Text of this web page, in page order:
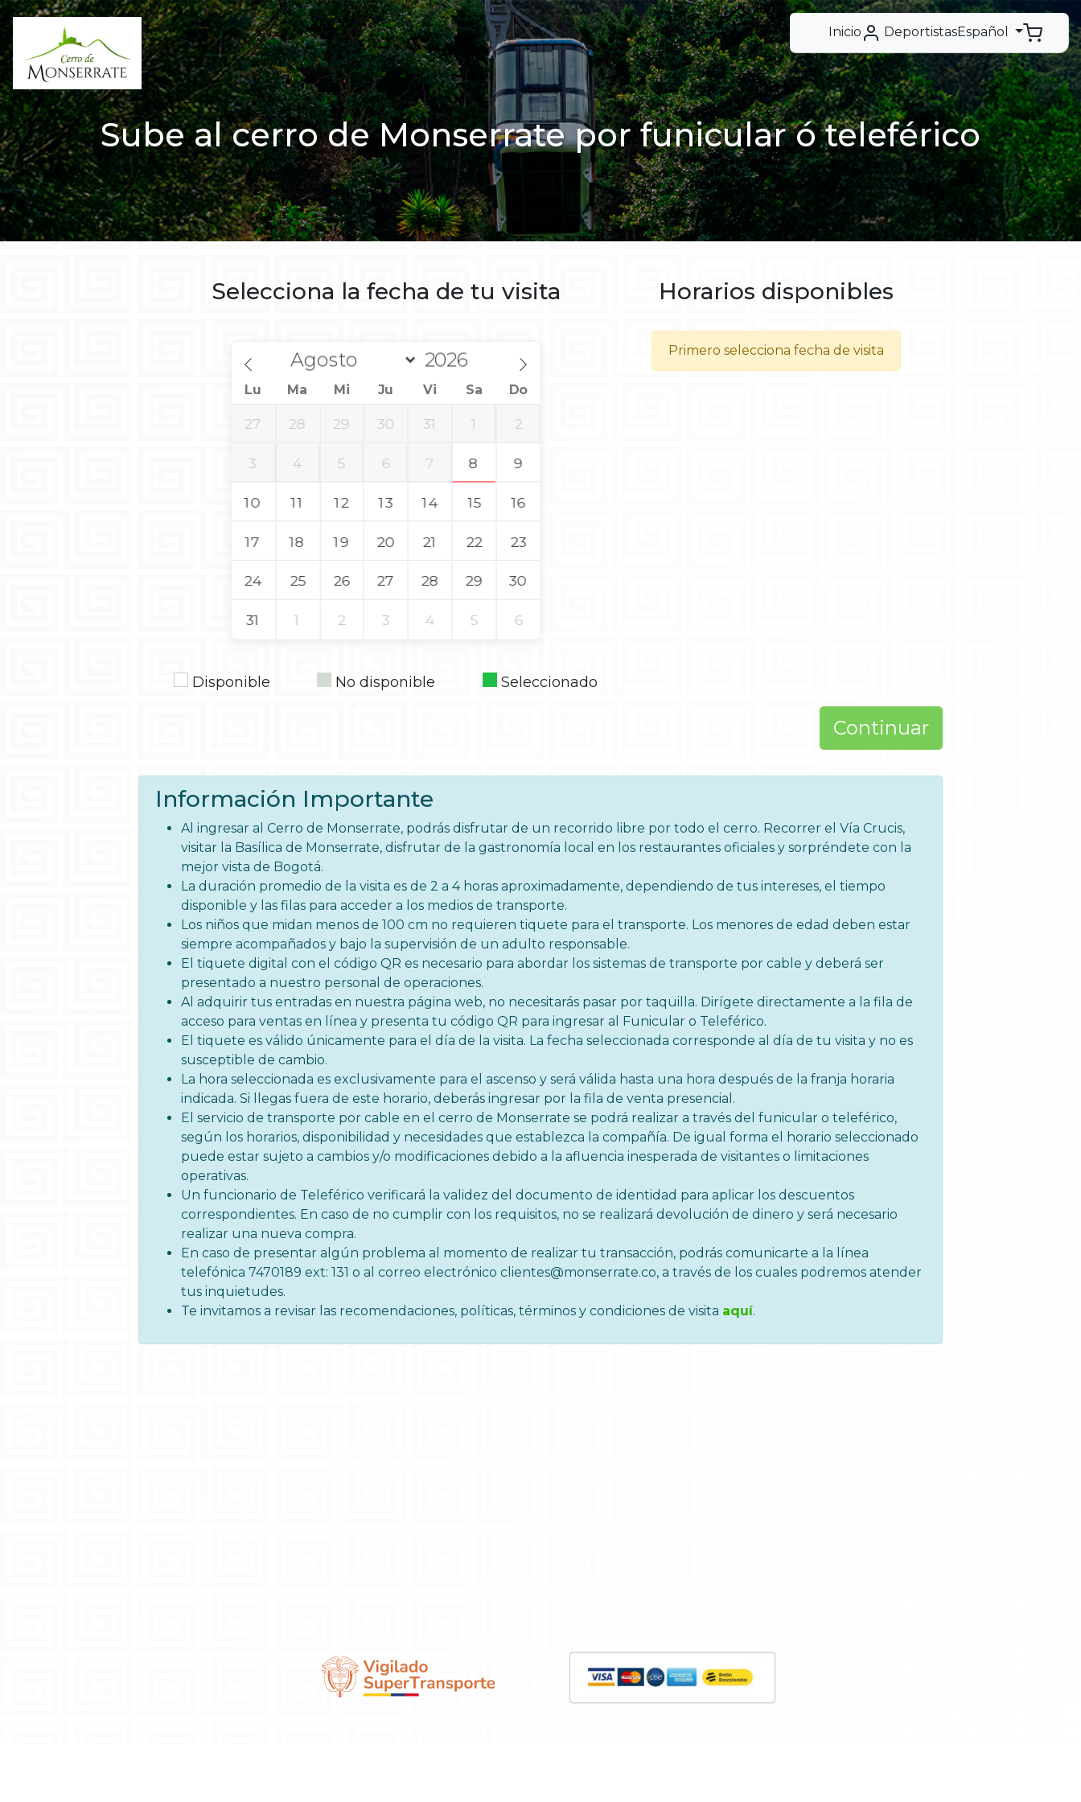
Inicio DeportistasEspañol
Sube al cerro de Monserrate por funicular ó teleférico
Selecciona la fecha de tu visita
Lu Ma Mi Ju Vi Sa Do
27 28 29 30 31 1 2
3 4 5 6 7 8 9
10 11 12 13 14 15 16
17 18 19 20 21 22 23
24 25 26 27 28 29 30
31 1 2 3 4 5 6
Disponible No disponible Seleccionado
Horarios disponibles
Primero selecciona fecha de visita
Continuar
Información Importante
Al ingresar al Cerro de Monserrate, podrás disfrutar de un recorrido libre por todo el cerro. Recorrer el Vía Crucis,
visitar la Basílica de Monserrate, disfrutar de la gastronomía local en los restaurantes oficiales y sorpréndete con la
mejor vista de Bogotá.
La duración promedio de la visita es de 2 a 4 horas aproximadamente, dependiendo de tus intereses, el tiempo
disponible y las filas para acceder a los medios de transporte.
Los niños que midan menos de 100 cm no requieren tiquete para el transporte. Los menores de edad deben estar
siempre acompañados y bajo la supervisión de un adulto responsable.
El tiquete digital con el código QR es necesario para abordar los sistemas de transporte por cable y deberá ser
presentado a nuestro personal de operaciones.
Al adquirir tus entradas en nuestra página web, no necesitarás pasar por taquilla. Dirígete directamente a la fila de
acceso para ventas en línea y presenta tu código QR para ingresar al Funicular o Teleférico.
El tiquete es válido únicamente para el día de la visita. La fecha seleccionada corresponde al día de tu visita y no es
susceptible de cambio.
La hora seleccionada es exclusivamente para el ascenso y será válida hasta una hora después de la franja horaria
indicada. Si llegas fuera de este horario, deberás ingresar por la fila de venta presencial.
El servicio de transporte por cable en el cerro de Monserrate se podrá realizar a través del funicular o teleférico,
según los horarios, disponibilidad y necesidades que establezca la compañía. De igual forma el horario seleccionado
puede estar sujeto a cambios y/o modificaciones debido a la afluencia inesperada de visitantes o limitaciones
operativas.
Un funcionario de Teleférico verificará la validez del documento de identidad para aplicar los descuentos
correspondientes. En caso de no cumplir con los requisitos, no se realizará devolución de dinero y será necesario
realizar una nueva compra.
En caso de presentar algún problema al momento de realizar tu transacción, podrás comunicarte a la línea
telefónica 7470189 ext: 131 o al correo electrónico clientes@monserrate.co, a través de los cuales podremos atender
tus inquietudes.
Te invitamos a revisar las recomendaciones, políticas, términos y condiciones de visita aquí.